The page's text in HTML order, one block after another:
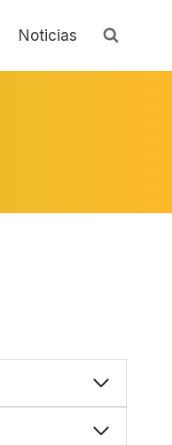
Noticias